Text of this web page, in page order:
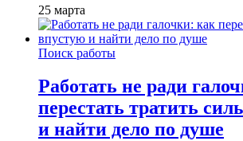
25 марта
Поиск работы
Работать не ради
перестать тратить
и найти дело по душе